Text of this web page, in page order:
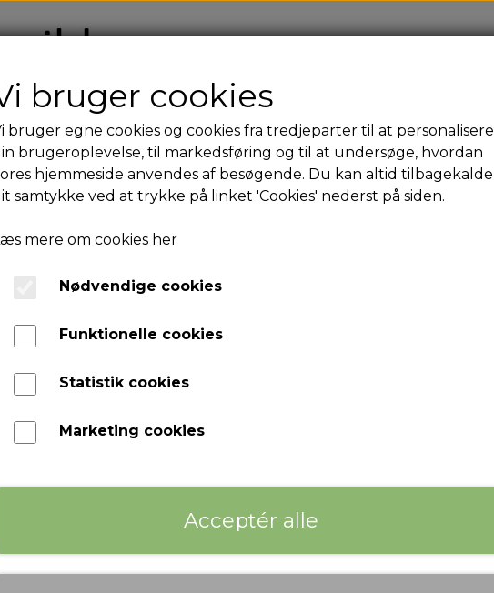
bruger cookies
bruger egne cookies og cookies fra tredjeparter til at personalisere
brugeroplevelse, til markedsføring og til at undersøge, hvordan
hjemmeside anvendes af besøgende. Du kan altid tilbagekalde
samtykke ved at trykke på linket 'Cookies' nederst på siden.
mere om cookies her
Nødvendige cookies
Funktionelle cookies
Statistik cookies
Marketing cookies
Acceptér alle